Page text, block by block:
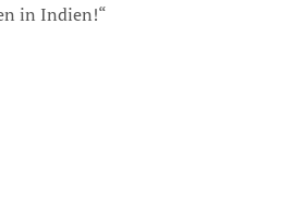
in Indien!“